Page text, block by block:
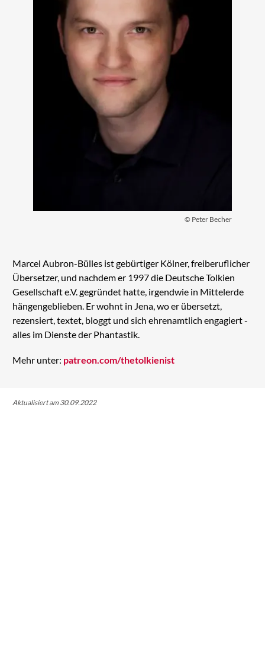
© Peter Becher
Marcel Aubron-Bülles ist gebürtiger Kölner, freiberuflicher
Übersetzer, und nachdem er 1997 die Deutsche Tolkien
Gesellschaft e.V. gegründet hatte, irgendwie in Mittelerde
hängengeblieben. Er wohnt in Jena, wo er übersetzt,
rezensiert, textet, bloggt und sich ehrenamtlich engagiert -
alles im Dienste der Phantastik.
Mehr unter: patreon.com/thetolkienist
Aktualisiert am 30.09.2022